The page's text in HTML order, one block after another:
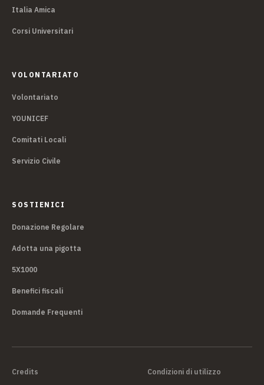
Italia Amica
Corsi Universitari
VOLONTARIATO
Volontariato
YOUNICEF
Comitati Locali
Servizio Civile
SOSTIENICI
Donazione Regolare
Adotta una pigotta
5X1000
Benefici fiscali
Domande Frequenti
Credits Condizioni di utilizzo